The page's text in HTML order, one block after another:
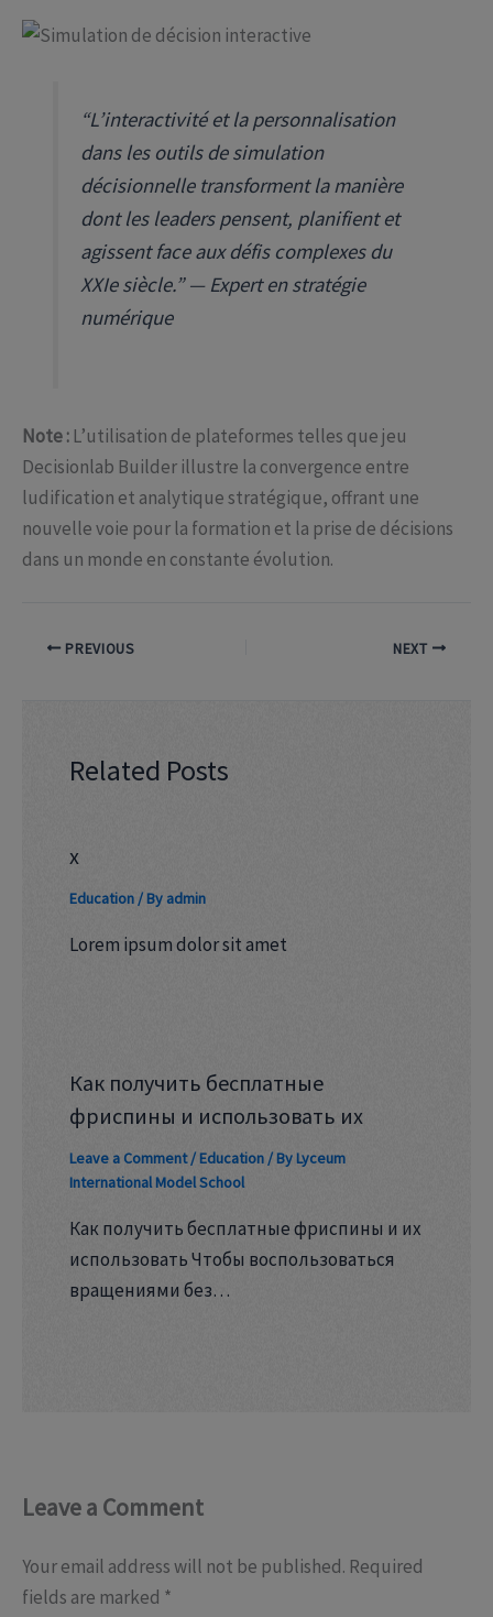
“L’interactivité et la personnalisation
dans les outils de simulation
décisionnelle transforment la manière
dont les leaders pensent, planifient et
agissent face aux défis complexes du
XXIe siècle.” — Expert en stratégie
numérique
Note : L’utilisation de plateformes telles que jeu
Decisionlab Builder illustre la convergence entre
ludification et analytique stratégique, offrant une
nouvelle voie pour la formation et la prise de décisions
dans un monde en constante évolution.
PREVIOUS NEXT
Related Posts
x
Education/ By admin
Lorem ipsum dolor sit amet
Как получить бесплатные
фриспины и использовать их
Leave a Comment/Education/ ByLyceum
International Model School
Как получить бесплатные фриспины и их
использовать Чтобы воспользоваться
вращениями без…
Leave a Comment
Your email address will not be published. Required
fields are marked *